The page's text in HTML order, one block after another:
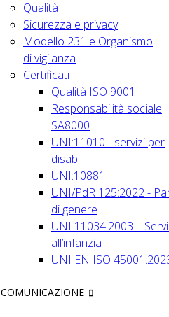
Qualità
Sicurezza e privacy
Modello 231 e Organismo
di vigilanza
Certificati
Qualità ISO 9001
Responsabilità sociale
SA8000
UNI:11010 - servizi per
disabili
UNI:10881
UNI/PdR 125:2022 -
di genere
UNI 11034:2003 –
all’infanzia
UNI EN ISO
COMUNICAZIONE